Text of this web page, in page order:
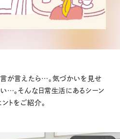
言が言えたら…。気づかいを見せ
…。そんな日常生活にあるシーン
トをご紹介。